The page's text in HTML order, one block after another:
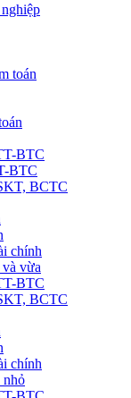
toán
BTC
BTC
BCTC
chính
vừa
BTC
BCTC
chính
nhỏ